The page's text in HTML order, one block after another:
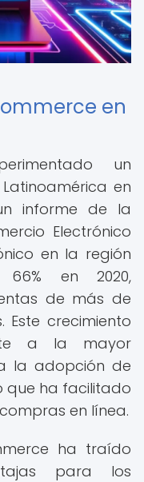
en
un
en
informe de la
Electrónico
en la región
en 2020,
de más de
Este crecimiento
a la mayor
la adopción de
que ha facilitado
en línea.
ha traído
para los